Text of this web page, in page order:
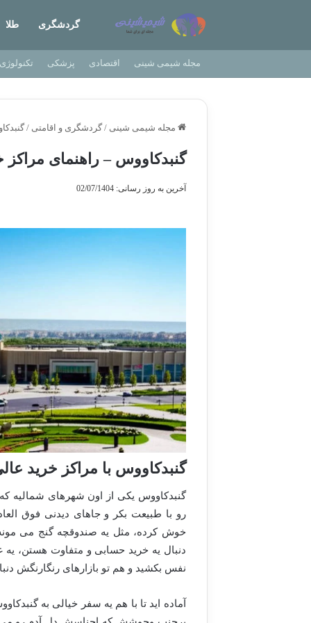
گردشگری طلا
مجله شیمی شینی اقتصادی پزشکی
مجله شیمی شینی / گردشگری و اقامتی /
گنبدکاووس – راهنمای
آخرین به روز رسانی: 02/07/1404
گنبدکاووس با مراکز خرید
گنبدکاووس یکی از اون شهرهای شمالیه
رو با طبیعت بکر و جاهای دیدنی فوق
خوش کرده، مثل یه صندوقچه گنج می
دنبال یه خرید حسابی و متفاوت هستن، یه
نفس بکشید و هم تو بازارهای رنگارنگش
آماده اید تا با هم یه سفر خیالی به